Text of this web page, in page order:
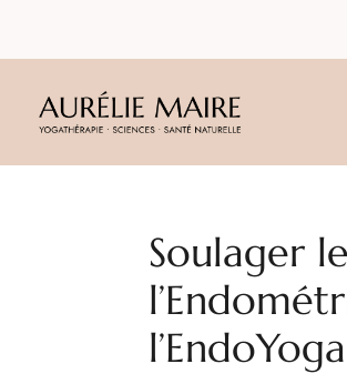
Soulager
l’EndoYoga